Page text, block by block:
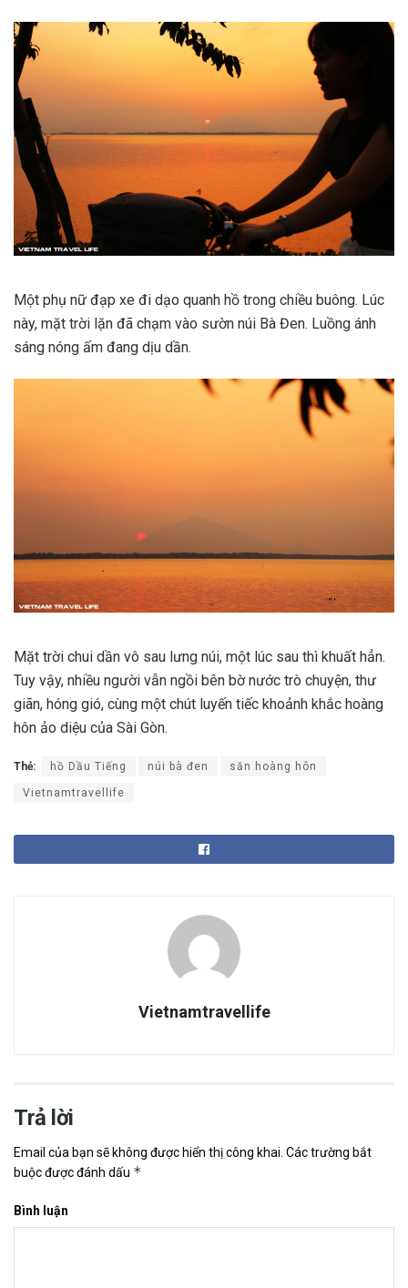
Một phụ nữ đạp xe đi dạo quanh hồ trong chiều buông. Lúc
này, mặt trời lặn đã chạm vào sườn núi Bà Đen. Luồng ánh
sáng nóng ấm đang dịu dần.
Mặt trời chui dần vô sau lưng núi, một lúc sau thì khuất hẳn.
Tuy vậy, nhiều người vẫn ngồi bên bờ nước trò chuyện, thư
giãn, hóng gió, cùng một chút luyến tiếc khoảnh khắc hoàng
hôn ảo diệu của Sài Gòn.
Thẻ: hồ Dầu Tiếng núi bà đen săn hoàng hôn
Vietnamtravellife
Vietnamtravellife
Trả lời
Email của bạn sẽ không được hiển thị công khai. Các trường bắt
buộc được đánh dấu *
Bình luận